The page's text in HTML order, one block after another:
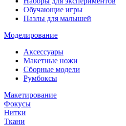
Обучающие игры
Пазлы для малышей
Моделирование
Аксессуары
Макетные ножи
Сборные модели
Румбоксы
Макетирование
Фокусы
Нитки
Ткани